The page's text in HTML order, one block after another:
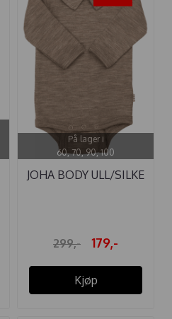
På lager i
60, 70, 90, 100
JOHA BODY ULL/SILKE
299,- 179,-
Kjøp